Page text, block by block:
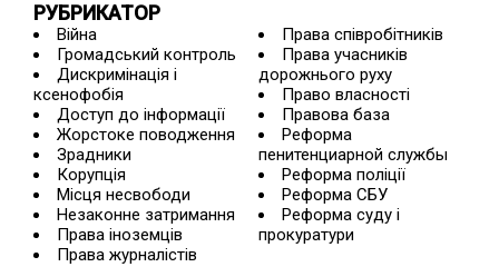
РУБРИКАТОР
Війна
Громадський контроль
Дискримінація і
ксенофобія
Доступ до інформації
Жорстоке поводження
Зрадники
Корупція
Місця несвободи
Незаконне затримання
Права іноземців
Права журналістів
Права співробітників
Права учасників
дорожнього руху
Право власності
Правова база
Реформа
пенитенциарной службы
Реформа поліції
Реформа СБУ
Реформа суду і
прокуратури